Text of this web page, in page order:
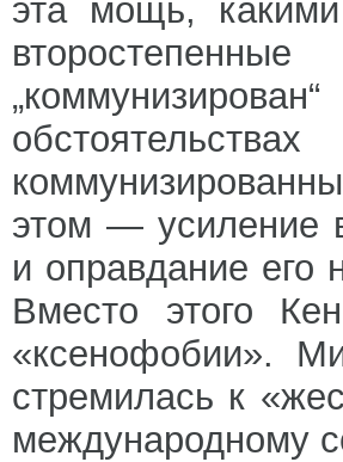
эта мощь,
этом — усиление
и оправдание его
Вместо этого
«ксенофобии».
стремилась к
международному